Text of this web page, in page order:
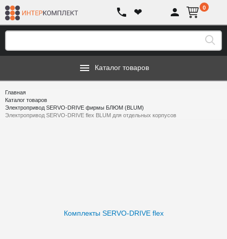
❤ 0
Каталог товаров
Главная
Каталог товаров
Электропривод SERVO-DRIVE фирмы БЛЮМ (BLUM)
Электропривод SERVO-DRIVE flex BLUM для отдельных корпусов
Комплекты SERVO-DRIVE flex